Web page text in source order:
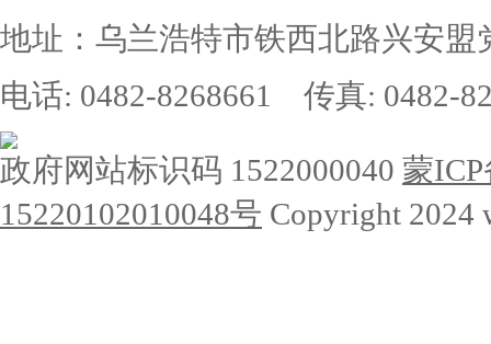
地址：乌兰浩特市铁西北路兴安盟
电话: 0482-8268661 传真: 0482-
政府网站标识码 1522000040 蒙ICP
15220102010048号 Copyright 2024